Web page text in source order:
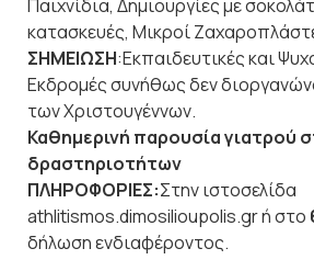
Παιχνίδια, Δημιουργίες με
κατασκευές, Μικροί
ΣΗΜΕΙΩΣΗ:Εκπαιδευτικές και
Εκδρομές συνήθως δεν
των Χριστουγέννων.
Καθημερινή παρουσία γιατρού
δραστηριοτήτων
ΠΛΗΡΟΦΟΡΙΕΣ:Στην ιστοσελίδα
athlitismos.dimosilioupolis.gr ή στο
δήλωση ενδιαφέροντος.